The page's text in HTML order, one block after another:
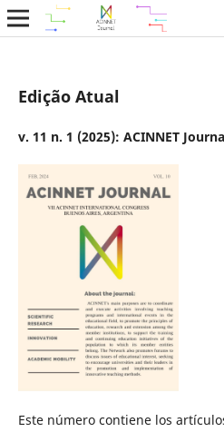
Edição Atual
v. 11 n. 1 (2025): ACINNET
Este número contiene los